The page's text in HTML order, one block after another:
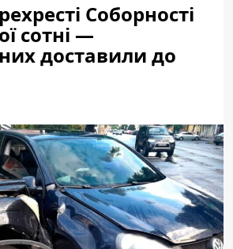
Соборності
сотні —
доставили до